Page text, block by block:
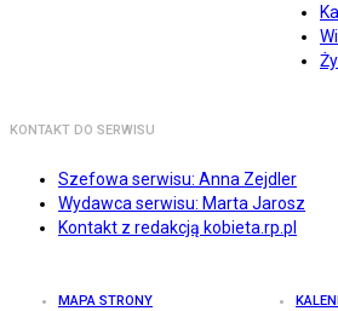
KONTAKT DO SERWISU
Szefowa serwisu: Anna Zejdler
Wydawca serwisu: Marta Jarosz
Kontakt z redakcją kobieta.rp.pl
MAPA STRONY